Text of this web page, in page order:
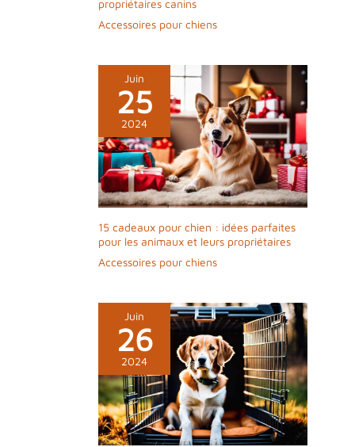
propriétaires canins
Accessoires pour chiens
Juin
25
2024
15 cadeaux pour chien : idées parfaites
pour les animaux et leurs propriétaires
Accessoires pour chiens
Juin
26
2024